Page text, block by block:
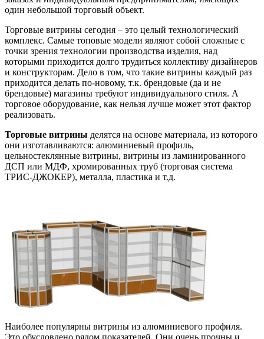
один небольшой торговый объект.
Торговые витрины сегодня – это целый технологический
комплекс. Самые топовые модели являют собой сложные с
точки зрения технологии производства изделия, над
которыми приходится долго трудиться коллективу дизайнеров
и конструкторам. Дело в том, что такие витрины каждый раз
приходится делать по-новому, т.к. брендовые (да и не
брендовые) магазины требуют индивидуального стиля. А
торговое оборудование, как нельзя лучше может этот фактор
реализовать.
Торговые витрины делятся на основе материала, из которого
они изготавливаются: алюминиевый профиль,
цельностеклянные витрины, витрины из ламинированного
ДСП или МДФ, хромированных труб (торговая система
ТРИС-ДЖОКЕР), металла, пластика и т.д.
Наиболее популярны витрины из алюминиевого профиля.
Это обусловлено рядом показателей. Они очень прочны и